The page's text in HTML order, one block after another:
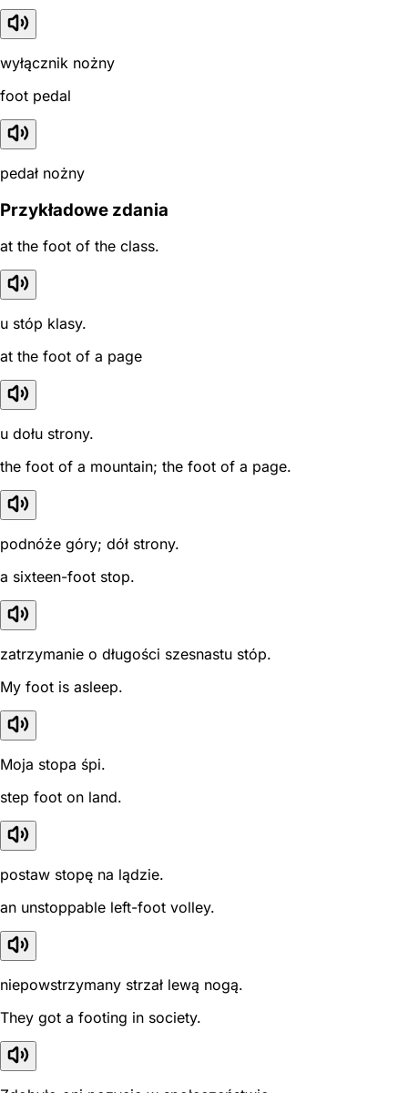
wyłącznik nożny
foot pedal
pedał nożny
Przykładowe zdania
at the foot of the class.
u stóp klasy.
at the foot of a page
u dołu strony.
the foot of a mountain; the foot of a page.
podnóże góry; dół strony.
a sixteen-foot stop.
zatrzymanie o długości szesnastu stóp.
My foot is asleep.
Moja stopa śpi.
step foot on land.
postaw stopę na lądzie.
an unstoppable left-foot volley.
niepowstrzymany strzał lewą nogą.
They got a footing in society.